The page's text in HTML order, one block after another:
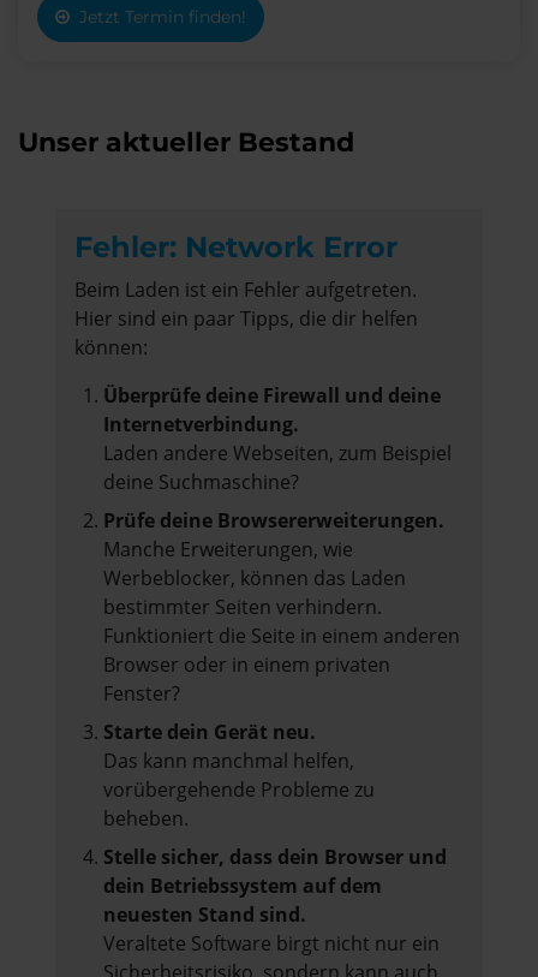
Jetzt Termin finden!
Unser aktueller Bestand
Fehler: Network Error
Beim Laden ist ein Fehler aufgetreten.
Hier sind ein paar Tipps, die dir helfen
können:
Überprüfe deine Firewall und deine
Internetverbindung.
Laden andere Webseiten, zum Beispiel
deine Suchmaschine?
Prüfe deine Browsererweiterungen.
Manche Erweiterungen, wie
Werbeblocker, können das Laden
bestimmter Seiten verhindern.
Funktioniert die Seite in einem anderen
Browser oder in einem privaten
Fenster?
Starte dein Gerät neu.
Das kann manchmal helfen,
vorübergehende Probleme zu
beheben.
Stelle sicher, dass dein Browser und
dein Betriebssystem auf dem
neuesten Stand sind.
Veraltete Software birgt nicht nur ein